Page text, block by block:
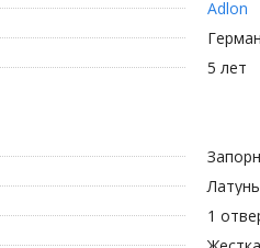
Adlon
5 лет
Латунь
1